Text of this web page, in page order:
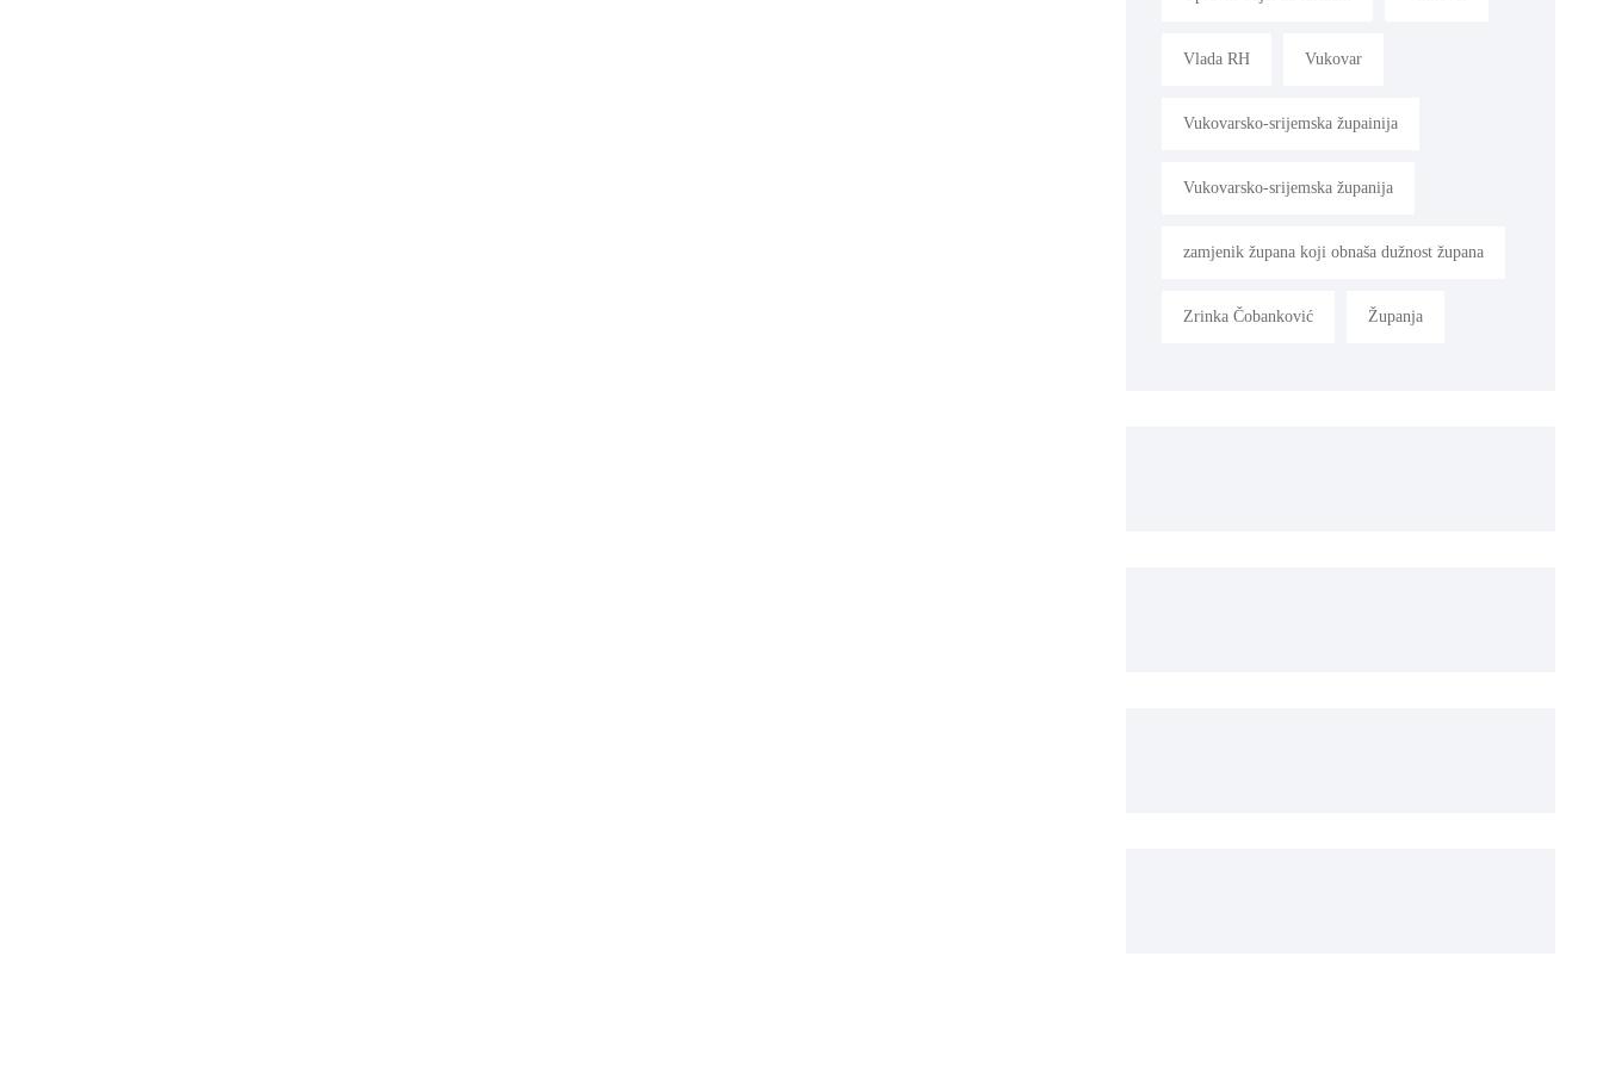
Vlada RH Vukovar
Vukovarsko-srijemska župainija
Vukovarsko-srijemska županija
zamjenik župana koji obnaša dužnost župana
Zrinka Čobanković Županja